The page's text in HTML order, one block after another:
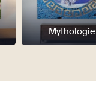
Mythologie